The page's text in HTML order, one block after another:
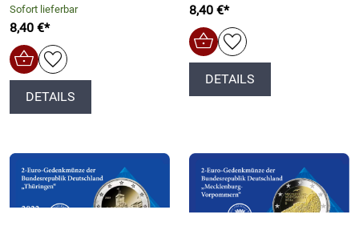
Sofort lieferbar
8,40 €*
DETAILS
8,40 €*
DETAILS